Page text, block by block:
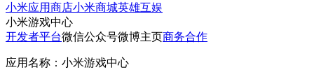
小米应用商店小米商城英雄互娱
小米游戏中心
开发者平台微信公众号微博主页商务合作
应用名称：小米游戏中心